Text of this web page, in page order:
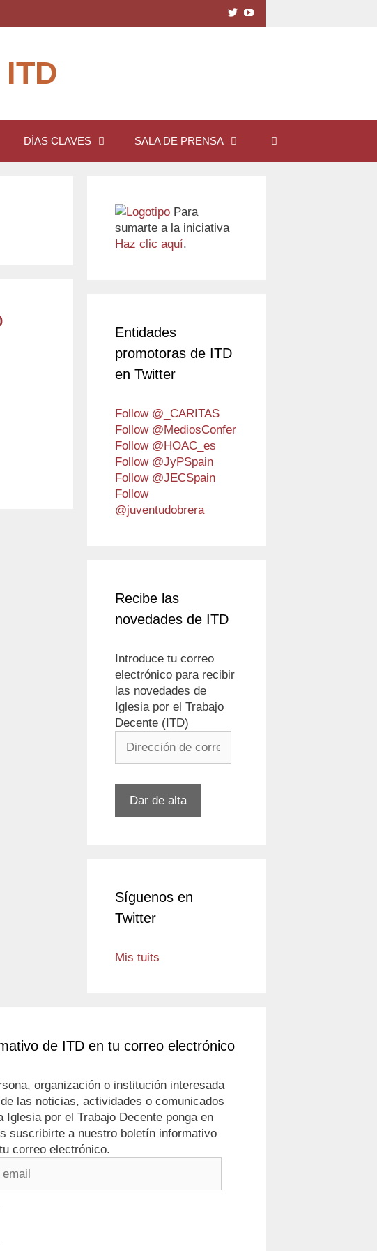
VerVer
DÍAS CLAVES SALA DE PRENSA
Para
sumarte a la iniciativa
Haz clic aquí.
Entidades
promotoras de ITD
en Twitter
Follow @_CARITAS
Follow @MediosConfer
Follow @HOAC_es
Follow @JyPSpain
Follow @JECSpain
Follow
@juventudobrera
Recibe las
novedades de ITD
Introduce tu correo
electrónico para recibir
las novedades de
Iglesia por el Trabajo
Decente (ITD)
electrónico
Dar de alta
Síguenos en
Twitter
Mis tuits
de ITD en tu correo electrónico
organización o institución interesada
las noticias, actividades o comunicados
Iglesia por el Trabajo Decente ponga en
suscribirte a nuestro boletín informativo
correo electrónico.